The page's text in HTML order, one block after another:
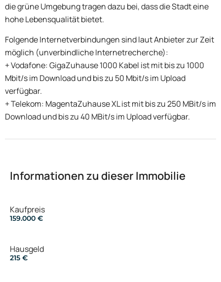
die grüne Umgebung tragen dazu bei, dass die Stadt eine
hohe Lebensqualität bietet.
Folgende Internetverbindungen sind laut Anbieter zur Zeit
möglich (unverbindliche Internetrecherche):
+ Vodafone: GigaZuhause 1000 Kabel ist mit bis zu 1000
Mbit/s im Download und bis zu 50 Mbit/s im Upload
verfügbar.
+ Telekom: MagentaZuhause XL ist mit bis zu 250 MBit/s im
Download und bis zu 40 MBit/s im Upload verfügbar.
Informationen zu dieser Immobilie
Kaufpreis
159.000 €
Hausgeld
215 €